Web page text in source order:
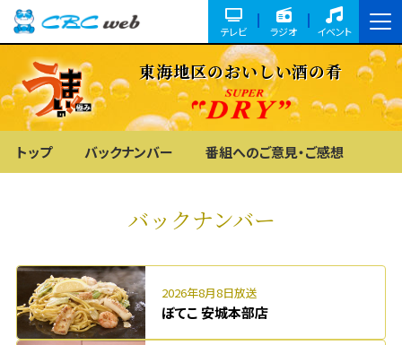
テレビ ラジオ イベント
東海地区のおいしい酒の肴
トップ バックナンバー 番組へのご意見・ご感想
バックナンバー
2026年8月8日放送
ぼてこ 安城本部店